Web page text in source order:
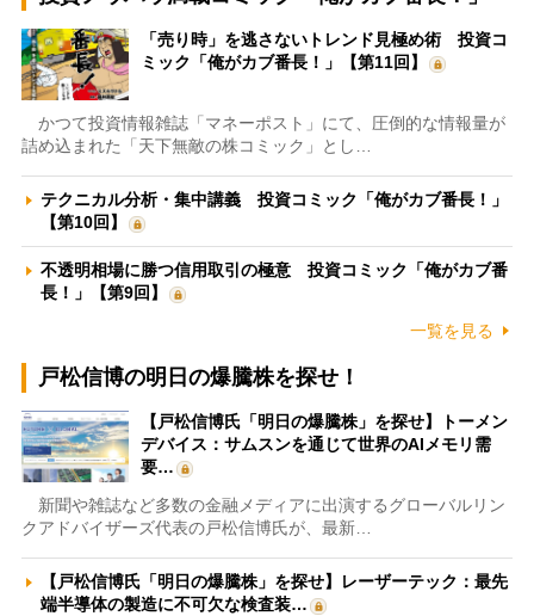
「売り時」を逃さないトレンド見極め術 投資コ
ミック「俺がカブ番長！」【第11回】
かつて投資情報雑誌「マネーポスト」にて、圧倒的な情報量が
詰め込まれた「天下無敵の株コミック」とし…
テクニカル分析・集中講義 投資コミック「俺がカブ番長！」
【第10回】
不透明相場に勝つ信用取引の極意 投資コミック「俺がカブ番
長！」【第9回】
一覧を見る
戸松信博の明日の爆騰株を探せ！
【戸松信博氏「明日の爆騰株」を探せ】トーメン
デバイス：サムスンを通じて世界のAIメモリ需
要…
新聞や雑誌など多数の金融メディアに出演するグローバルリン
クアドバイザーズ代表の戸松信博氏が、最新…
【戸松信博氏「明日の爆騰株」を探せ】レーザーテック：最先
端半導体の製造に不可欠な検査装…